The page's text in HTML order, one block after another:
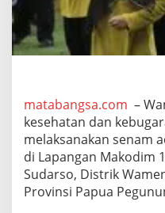
i
,
K
o
1
7
0
/
J
a
matabangsa.com –
kesehatan dan
melaksanakan senam
di Lapangan Makodim
Sudarso, Distrik
Provinsi Papua